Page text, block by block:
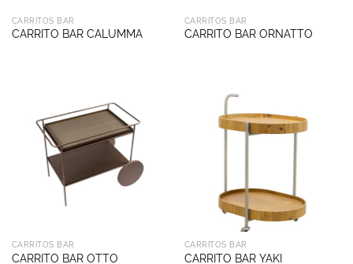
CARRITOS BAR
CARRITO BAR CALUMMA
CARRITOS BAR
CARRITO BAR ORNATTO
CARRITOS BAR
CARRITO BAR OTTO
CARRITOS BAR
CARRITO BAR YAKI